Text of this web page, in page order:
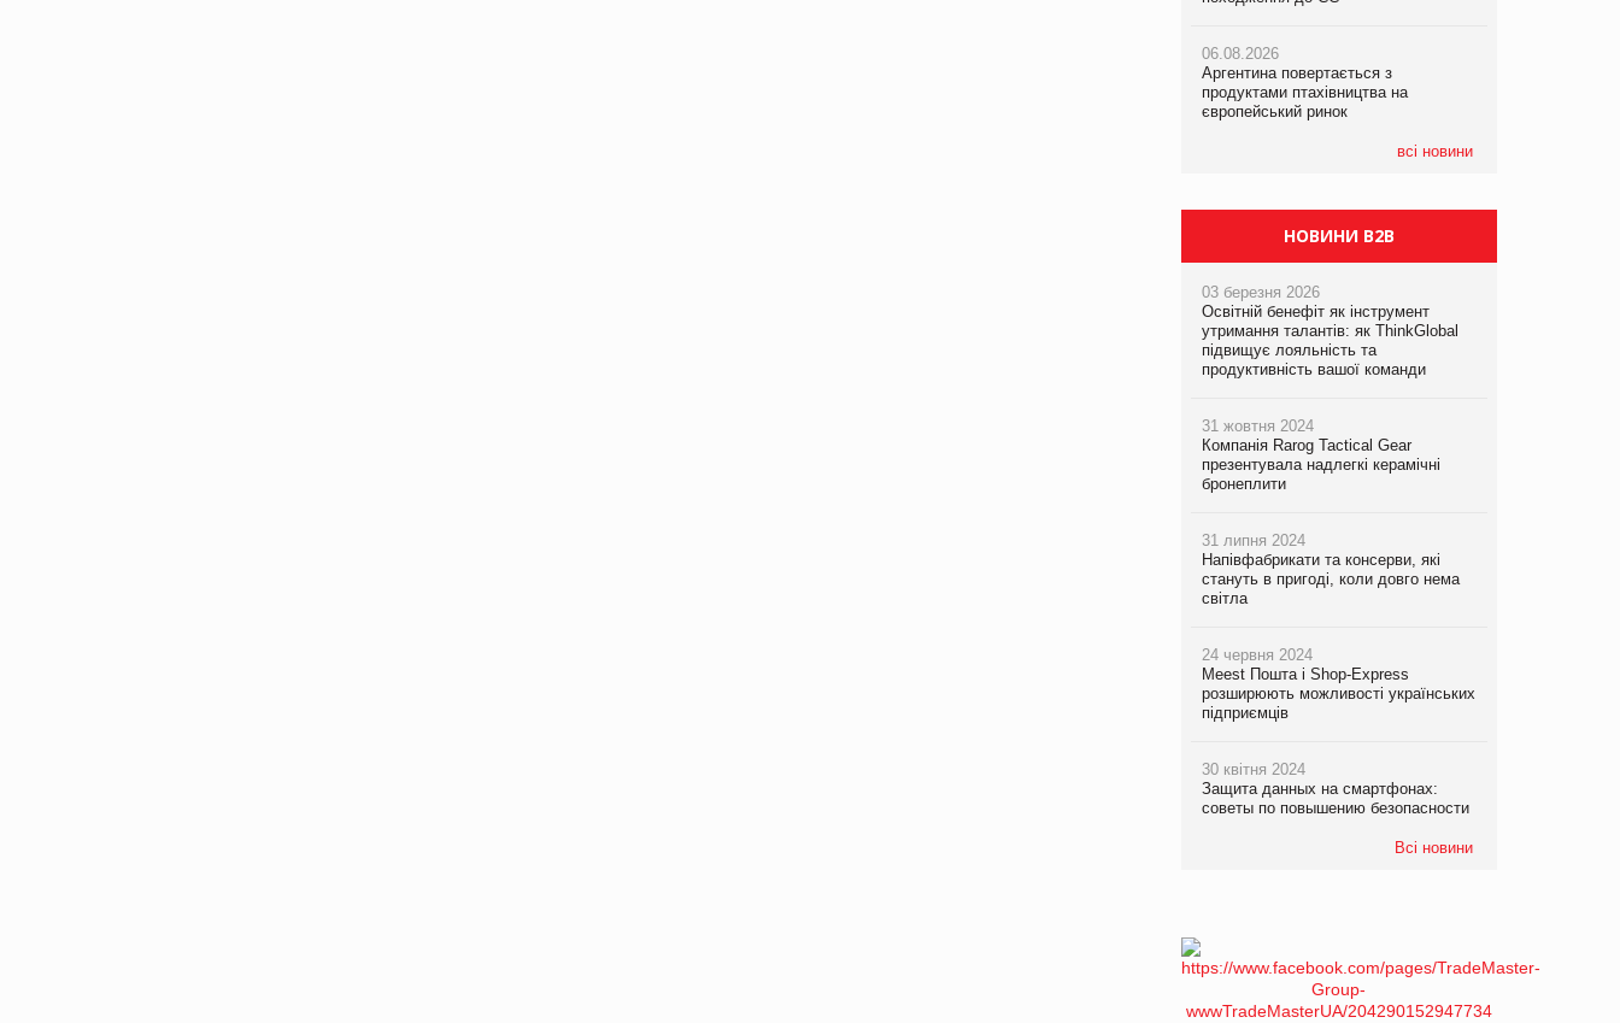
06.08.2026
Аргентина повертається з
продуктами птахівництва на
європейський ринок
всі новини
05.08.2026
Смачне поповнення дитячого меню:
у VARUS з’явилися новинки від ТМ
ТОКЕРИ
хлібобулочні вироби на
PrivateLabel&FMCG Master 2026
06.08.2026
Аргентина повертається з
продуктами птахівництва на
європейський ринок
НОВИНИ B2B
03 березня 2026
Освітній бенефіт як інструмент
утримання талантів: як ThinkGlobal
підвищує лояльність та
продуктивність вашої команди
31 жовтня 2024
Компанія Rarog Tactical Gear
презентувала надлегкі керамічні
бронеплити
31 липня 2024
Напівфабрикати та консерви, які
стануть в пригоді, коли довго нема
світла
24 червня 2024
Meest Пошта і Shop-Express
розширюють можливості українських
підприємців
30 квітня 2024
Защита данных на смартфонах:
советы по повышению безопасности
Всі новини